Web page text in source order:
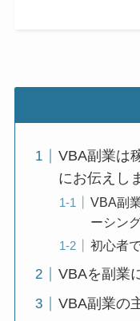
VBA副業は
にお伝えし
VBA副
ーシン
初心者
VBAを副業
VBA副業の